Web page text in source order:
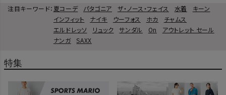
ベースボールマリオ（野球商品）
ご利用ガイド
クーポン一覧
注目キーワード： 夏コーデ パタゴニア ザ・ノース・フェイス 水着
キーン
インフィット
ナイキ ウーフォス ホカ
チャムス
エルドレッソ
リュック サンダル On
アウトレット セール
ナンガ
SAXX
特集